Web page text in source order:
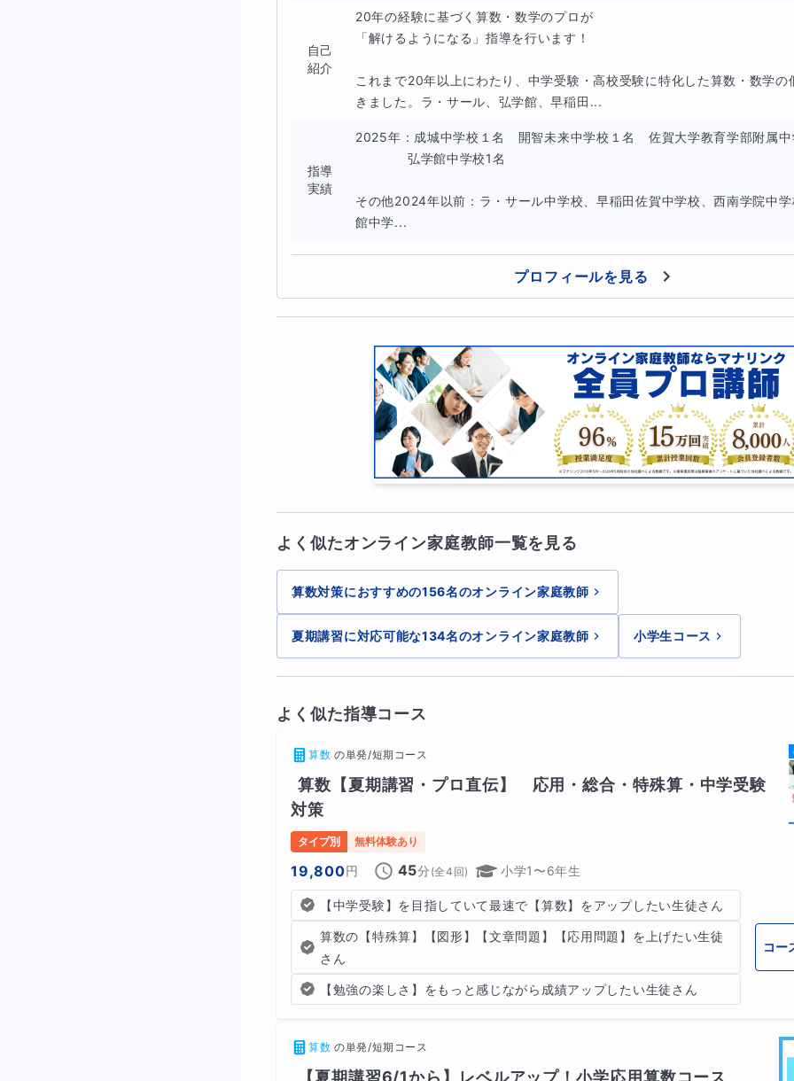
自己
紹介
20年の経験に基づく算数・数学のプロが
「解けるようになる」指導を行います！
これまで20年以上にわたり、中学受験・高校受験に特化した算数・数学の
きました。ラ・サール、弘学館、早稲田...
指導
実績
2025年：成城中学校１名　開智未来中学校１名　佐賀大学教育学部附属
弘学館中学校1名
その他2024年以前：ラ・サール中学校、早稲田佐賀中学校、西南学院中
館中学...
プロフィールを見る
よく似たオンライン家庭教師一覧を見る
算数対策におすすめの156名のオンライン家庭教師
夏期講習に対応可能な134名のオンライン家庭教師 小学生コース
よく似た指導コース
算数 の単発/短期コース
算数【夏期講習・プロ直伝】　応用・総合・特殊算・中学受験
対策
タイプ別 無料体験あり
19,800円 45分 (全4 回) 小学1〜6年生
【中学受験】を目指していて最速で【算数】をアップしたい生徒さん
算数の【特殊算】【図形】【文章問題】【応用問題】を上げたい生徒
さん
【勉強の楽しさ】をもっと感じながら成績アップしたい生徒さん
コー
算数 の単発/短期コース
【夏期講習6/1から】レベルアップ！小学応用算数コース